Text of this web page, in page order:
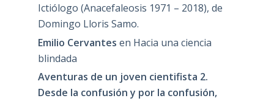
Ictiólogo (Anacefaleosis 1971 – 2018), de
Domingo Lloris Samo.
Emilio Cervantes en Hacia una ciencia
blindada
Aventuras de un joven cientifista 2.
Desde la confusión y por la confusión,